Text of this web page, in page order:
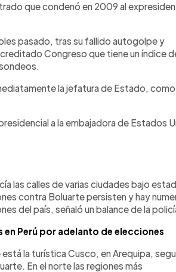
que condenó en 2009 al
pasado, tras su fallido autogolpe y
Congreso que tiene un índice
la jefatura de Estado, como
a la embajadora de Estados
las calles de varias ciudades bajo
contra Boluarte persisten y hay
del país, señaló un balance de la
en Perú por adelanto de elecciones
la turística Cusco, en Arequipa,
En el norte las regiones más